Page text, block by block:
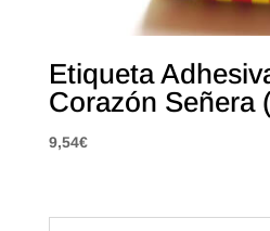
Etiqueta
Corazón Señera
9,54€